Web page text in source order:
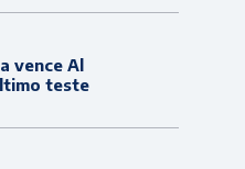
vence Al
teste